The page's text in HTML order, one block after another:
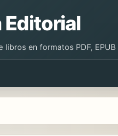
Editorial
en formatos PDF, EPUB